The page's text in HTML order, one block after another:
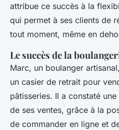
attribue ce succès à la
qui permet à ses clients de
tout moment, même en
Le succès de la
Marc, un boulanger
un casier de retrait pour
pâtisseries. Il a constaté
de ses ventes, grâce à la
de commander en ligne et